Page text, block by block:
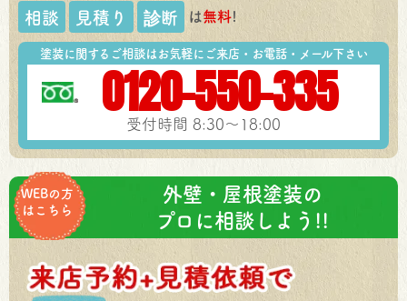
相談 見積り 診断 は無料!
塗装に関するご相談はお気軽にご来店・お電話・メール下さい
0120-550-335
受付時間 8:30～18:00
WEBの方
はこちら
外壁・屋根塗装の
プロに相談しよう!!